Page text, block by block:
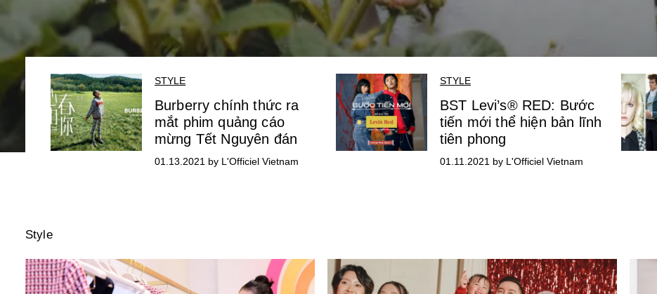
STYLE
Burberry chính thức ra
mắt phim quảng cáo
mừng Tết Nguyên đán
01.13.2021 by L'Officiel Vietnam
STYLE
BST Levi’s® RED: Bước
tiến mới thể hiện bản lĩnh
tiên phong
01.11.2021 by L'Officiel Vietnam
Style